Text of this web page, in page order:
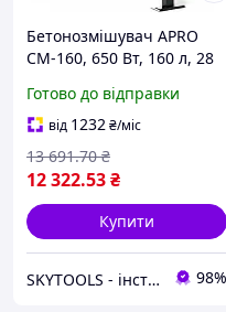
Бетонозмішувач APRO
СМ-160, 650 Вт, 160 л, 28
Готово до відправки
від 1232₴/міс
12 322.53₴
13 691.70 ₴
Купити
SKYTOOLS - інструмент та витратні матеріали 98%